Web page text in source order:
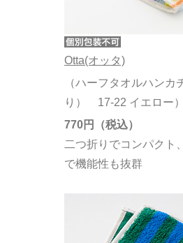
Otta(オッタ)
（ハーフタオルハンカ
り） 17-22 イエロー）
二つ折りでコンパクト
で機能性も抜群
770円